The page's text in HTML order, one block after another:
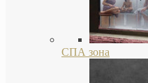
СПА зона